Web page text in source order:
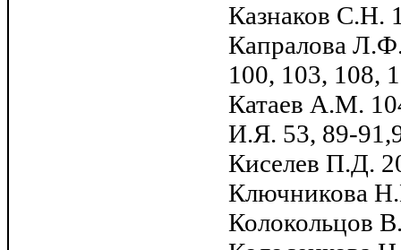
Казнаков С.Н.
Капралова
100, 103, 108,
Катаев A.M.
И.Я. 53, 89-
Киселев П.Д.
Ключникова
Колокольцов